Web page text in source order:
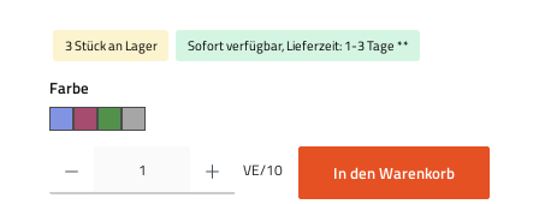
3 Stück an Lager Sofort verfügbar, Lieferzeit: 1-3 Tage **
Farbe
Produkt Anzahl: Gib den gewünschten Wert ein oder benutze die Schaltflächen um
VE/10 In den Warenkorb